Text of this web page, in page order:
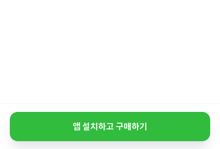
앱 설치하고 구매하기